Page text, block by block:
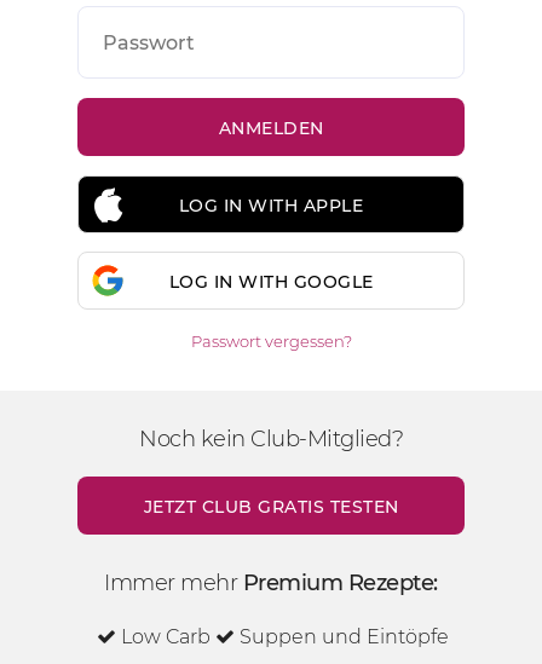
LOG IN WITH APPLE
LOG IN WITH GOOGLE
Passwort vergessen?
Noch kein Club-Mitglied?
JETZT CLUB GRATIS TESTEN
Immer mehr Premium Rezepte:
Low Carb
Suppen und Eintöpfe